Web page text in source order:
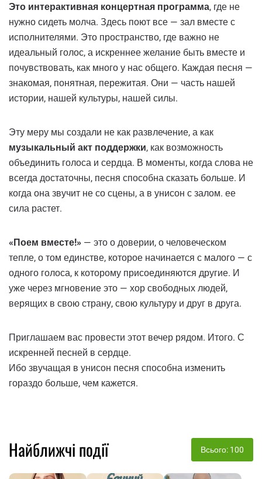
Это интерактивная концертная программа, где не
нужно сидеть молча. Здесь поют все — зал вместе с
исполнителями. Это пространство, где важно не
идеальный голос, а искреннее желание быть вместе и
почувствовать, как много у нас общего. Каждая песня —
знакомая, понятная, пережитая. Они — часть нашей
истории, нашей культуры, нашей силы.
Эту меру мы создали не как развлечение, а как
музыкальный акт поддержки, как возможность
объединить голоса и сердца. В моменты, когда слова не
всегда достаточны, песня способна сказать больше. И
когда она звучит не со сцены, а в унисон с залом. ее
сила растет.
«Поем вместе!» — это о доверии, о человеческом
тепле, о том единстве, которое начинается с малого — с
одного голоса, к которому присоединяются другие. И
уже через мгновение это — хор свободных людей,
верящих в свою страну, свою культуру и друг в друга.
Приглашаем вас провести этот вечер рядом. Итого. С
искренней песней в сердце.
Ибо звучащая в унисон песня способна изменить
гораздо больше, чем кажется.
Найближчі події Всього: 100